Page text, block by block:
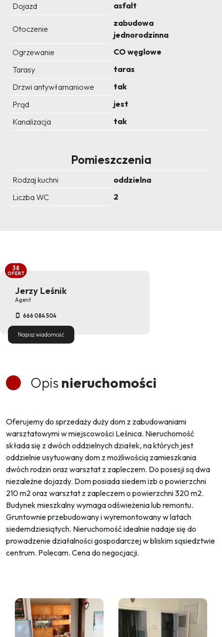
Dojazd
asfalt
Otoczenie
zabudowa
jednorodzinna
Ogrzewanie
CO węglowe
Tarasy
taras
Drzwi antywłamaniowe
tak
Prąd
jest
Kanalizacja
tak
Pomieszczenia
Rodzaj kuchni
oddzielna
Liczba WC
2
Jerzy Leśnik
Agent
666 084 504
Napisz wiadomość
38
OFERT
Opis nieruchomości
Oferujemy do sprzedaży duży dom z zabudowaniami
warsztatowymi w miejscowości Leśnica. Nieruchomość
składa się z dwóch oddzielnych działek, na których jest
oddzielnie usytuowany dom z możliwością zamieszkania
dwóch rodzin oraz warsztat z zapleczem. Do posesji są dwa
niezależne dojazdy. Dom posiada siedem izb o powierzchni
210 m2 oraz warsztat z zapleczem o powierzchni 320 m2.
Budynek mieszkalny wymaga odświeżenia lub remontu.
Gruntownie przebudowany i wyremontowany w latach
siedemdziesiątych. Nieruchomość idealnie nadaje się do
prowadzenie działalności gospodarczej w bliskim sąsiedztwie
centrum. Polecam. Cena do negocjacji.